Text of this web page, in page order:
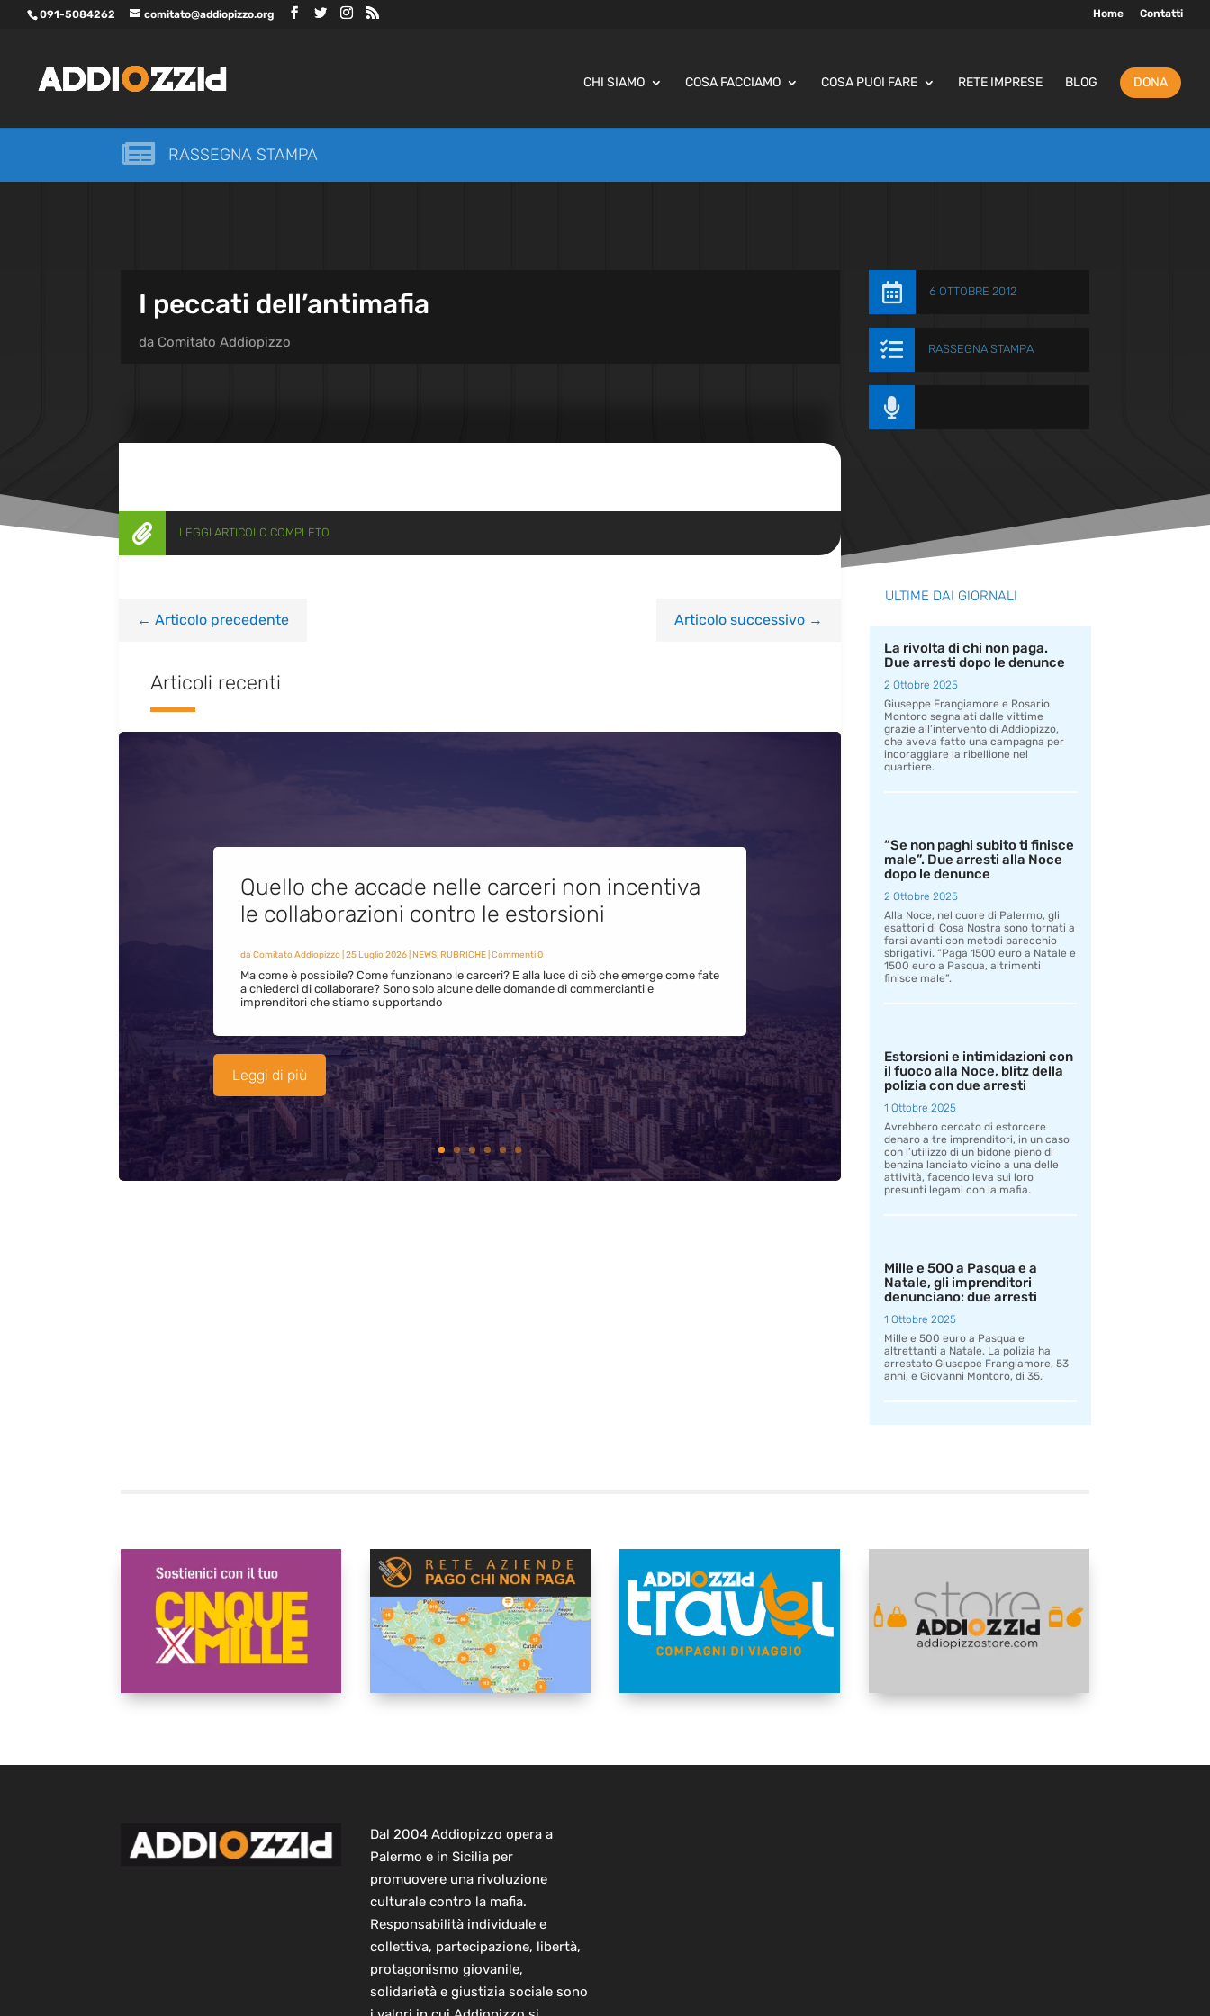
091-5084262 comitato@addiopizzo.org Home Contatti
CHI SIAMO COSA FACCIAMO COSA PUOI FARE RETE IMPRESE BLOG DONA
 RASSEGNA STAMPA
I peccati dell’antimafia
da Comitato Addiopizzo
 6 OTTOBRE 2012
 RASSEGNA STAMPA

 LEGGI ARTICOLO COMPLETO
← Articolo precedente Articolo successivo→
Articoli recenti
Quello che accade nelle carceri non incentiva
le collaborazioni contro le estorsioni
da Comitato Addiopizzo| 25 Luglio 2026| NEWS,RUBRICHE| Commenti 0
Ma come è possibile? Come funzionano le carceri? E alla luce di ciò che emerge come fate
a chiederci di collaborare? Sono solo alcune delle domande di commercianti e
imprenditori che stiamo supportando
Leggi di più
ULTIME DAI GIORNALI
La rivolta di chi non paga.
Due arresti dopo le denunce
2 Ottobre 2025
Giuseppe Frangiamore e Rosario
Montoro segnalati dalle vittime
grazie all’intervento di Addiopizzo,
che aveva fatto una campagna per
incoraggiare la ribellione nel
quartiere.
“Se non paghi subito ti finisce
male”. Due arresti alla Noce
dopo le denunce
2 Ottobre 2025
Alla Noce, nel cuore di Palermo, gli
esattori di Cosa Nostra sono tornati a
farsi avanti con metodi parecchio
sbrigativi. “Paga 1500 euro a Natale e
1500 euro a Pasqua, altrimenti
finisce male”.
Estorsioni e intimidazioni con
il fuoco alla Noce, blitz della
polizia con due arresti
1 Ottobre 2025
Avrebbero cercato di estorcere
denaro a tre imprenditori, in un caso
con l’utilizzo di un bidone pieno di
benzina lanciato vicino a una delle
attività, facendo leva sui loro
presunti legami con la mafia.
Mille e 500 a Pasqua e a
Natale, gli imprenditori
denunciano: due arresti
1 Ottobre 2025
Mille e 500 euro a Pasqua e
altrettanti a Natale. La polizia ha
arrestato Giuseppe Frangiamore, 53
anni, e Giovanni Montoro, di 35.
Dal 2004 Addiopizzo opera a
Palermo e in Sicilia per
promuovere una rivoluzione
culturale contro la mafia.
Responsabilità individuale e
collettiva, partecipazione, libertà,
protagonismo giovanile,
solidarietà e giustizia sociale sono